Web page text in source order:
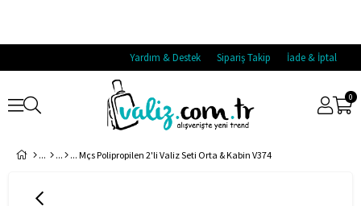
Yardım & Destek Sipariş Takip İade & İptal
0
Mçs Polipropilen 2'li Valiz Seti Orta & Kabin V374